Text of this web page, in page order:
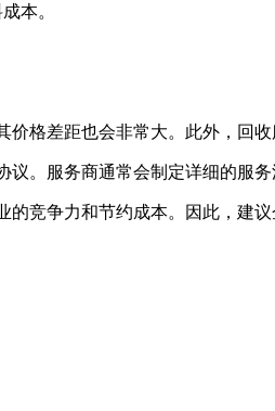
本。
格差距也会非常大。此外，回
。服务商通常会制定详细的服
竞争力和节约成本。因此，建